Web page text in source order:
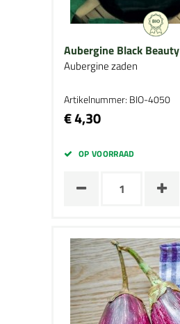
Aubergine Black Beauty
Aubergine zaden
Artikelnummer: BIO-4050
€ 4,30
OP VOORRAAD